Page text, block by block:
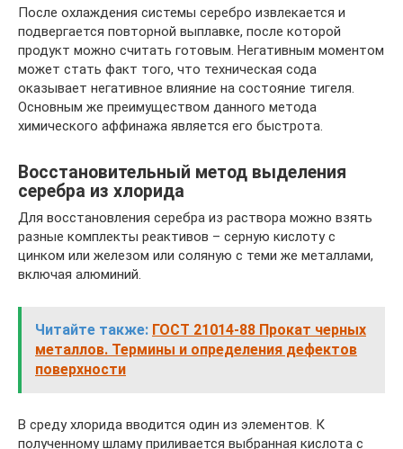
После охлаждения системы серебро извлекается и
подвергается повторной выплавке, после которой
продукт можно считать готовым. Негативным моментом
может стать факт того, что техническая сода
оказывает негативное влияние на состояние тигеля.
Основным же преимуществом данного метода
химического аффинажа является его быстрота.
Восстановительный метод выделения
серебра из хлорида
Для восстановления серебра из раствора можно взять
разные комплекты реактивов – серную кислоту с
цинком или железом или соляную с теми же металлами,
включая алюминий.
Читайте также: ГОСТ 21014-88 Прокат черных
металлов. Термины и определения дефектов
поверхности
В среду хлорида вводится один из элементов. К
полученному шламу приливается выбранная кислота с